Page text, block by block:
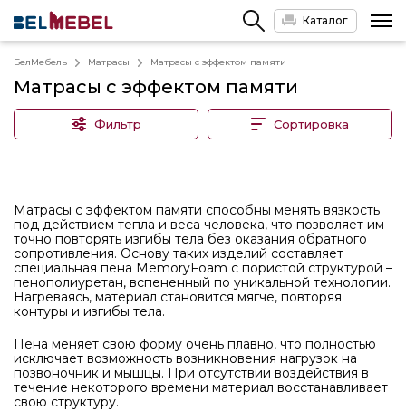
Каталог
БелМебель Матрасы Матрасы с эффектом памяти
Матрасы с эффектом памяти
Фильтр Сортировка
Матрасы с эффектом памяти способны менять вязкость
под действием тепла и веса человека, что позволяет им
точно повторять изгибы тела без оказания обратного
сопротивления. Основу таких изделий составляет
специальная пена MemoryFoam с пористой структурой –
пенополиуретан, вспененный по уникальной технологии.
Нагреваясь, материал становится мягче, повторяя
контуры и изгибы тела.
Пена меняет свою форму очень плавно, что полностью
исключает возможность возникновения нагрузок на
позвоночник и мышцы. При отсутствии воздействия в
течение некоторого времени материал восстанавливает
свою структуру.